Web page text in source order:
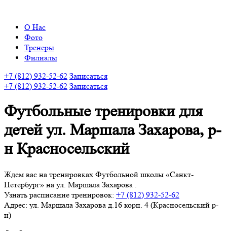
О Нас
Фото
Тренеры
Филиалы
+7 (812) 932-52-62 Записаться
+7 (812) 932-52-62 Записаться
Футбольные тренировки для
детей ул. Маршала Захарова, р-
н Красносельский
Ждем вас на тренировках Футбольной школы «Санкт-
Петербург» на ул. Маршала Захарова .
Узнать расписание тренировок: +7 (812) 932-52-62
Адрес: ул. Маршала Захарова д.16 корп. 4 (Красносельский р-
н)